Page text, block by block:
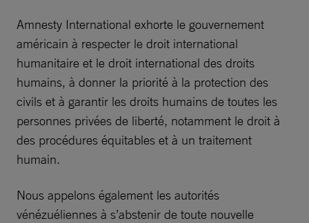
Amnesty International exhorte le gouvernement
américain à respecter le droit international
humanitaire et le droit international des droits
humains, à donner la priorité à la protection des
civils et à garantir les droits humains de toutes les
personnes privées de liberté, notamment le droit à
des procédures équitables et à un traitement
humain.
Nous appelons également les autorités
vénézuéliennes à s’abstenir de toute nouvelle